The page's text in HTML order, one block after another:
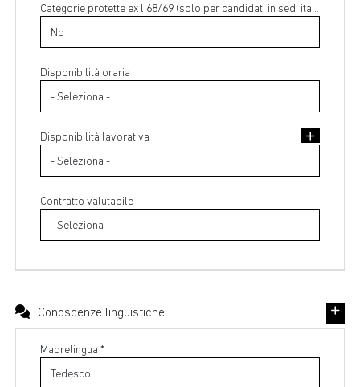
Categorie protette ex l.68/69 (solo per candidati in sedi italiane)
Disponibilità oraria
Disponibilità lavorativa
Contratto valutabile
Conoscenze linguistiche
Madrelingua *